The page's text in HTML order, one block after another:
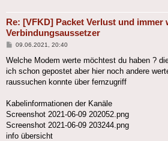
Re: [VFKD] Packet Verlust und immer
Verbindungsaussetzer
Beitrag
09.06.2021, 20:40
Welche Modem werte möchtest du haben ?
ich schon gepostet aber hier noch andere
raussuchen konnte über fernzugriff
Kabelinformationen der Kanäle
Screenshot 2021-06-09 202052.png
Screenshot 2021-06-09 203244.png
info übersicht